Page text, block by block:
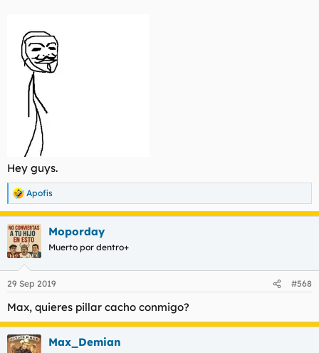
Hey guys.
R
e
a
c
c
i
e
:
Apofis
Moporday
Muerto por dentro+
29 Sep 2019 #568
Max, quieres pillar cacho conmigo?
Max_Demian